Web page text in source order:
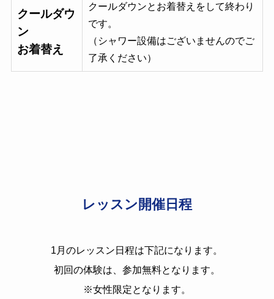
クールダウ
ン
お着替え
クールダウンとお着替えをして終わり
です。
（シャワー設備はございませんのでご
了承ください）
レッスン開催日程
1月のレッスン日程は下記になります。
初回の体験は、参加無料となります。
※女性限定となります。